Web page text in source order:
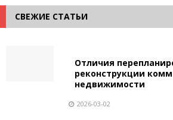
СВЕЖИЕ СТАТЬИ
Отличия
реконструкции
недвижимости
2026-03-02